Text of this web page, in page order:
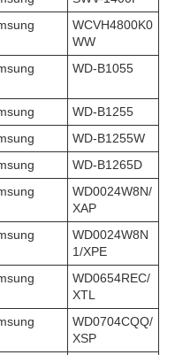
WCVH4800K0
WW
WD-B1055
WD-B1255
WD-B1255W
WD-B1265D
WD0024W8N/
XAP
WD0024W8N
1/XPE
WD0654REC/
XTL
WD0704CQQ/
XSP